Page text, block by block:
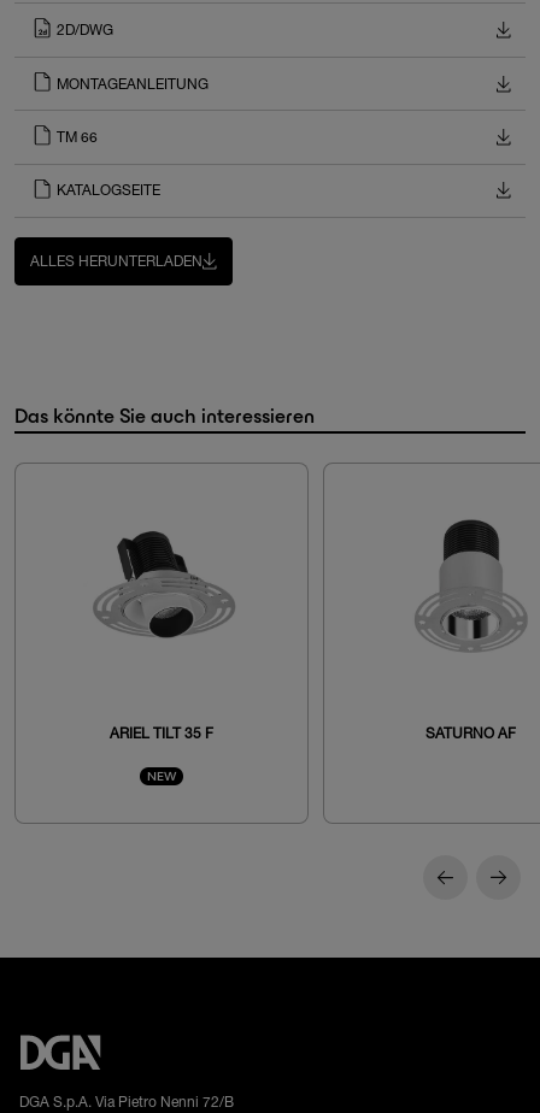
2D/DWG
MONTAGEANLEITUNG
TM 66
KATALOGSEITE
ALLES HERUNTERLADEN
Das könnte Sie auch interessieren
ARIEL TILT 35 F
NEW
SATURNO AF
DGA S.p.A. Via Pietro Nenni 72/B